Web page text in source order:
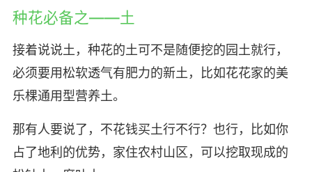
种花必备之——土
接着说说土，种花的土可不是随便挖的园土就行，
必须要用松软透气有肥力的新土，比如花花家的美
乐棵通用型营养土。
那有人要说了，不花钱买土行不行？也行，比如你
占了地利的优势，家住农村山区，可以挖取现成的